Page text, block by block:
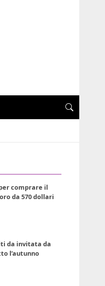
comprare il
da 570 dollari
da invitata da
l’autunno